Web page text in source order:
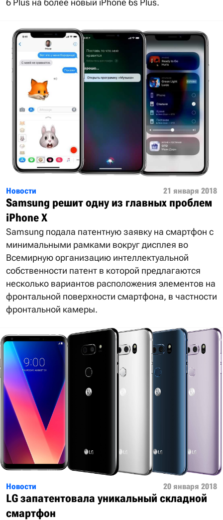
Новости 21 января 2018
Samsung решит одну из главных проблем
iPhone X
Samsung подала патентную заявку на смартфон с
минимальными рамками вокруг дисплея во
Всемирную организацию интеллектуальной
собственности патент в которой предлагаются
несколько вариантов расположения элементов на
фронтальной поверхности смартфона, в частности
фронтальной камеры.
Новости 20 января 2018
LG запатентовала уникальный складной
смартфон